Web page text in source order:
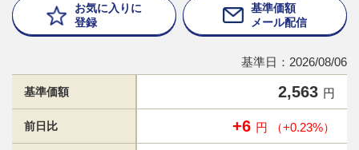
お気に入りに
登録
基準価額
メール配信
基準日：2026/08/06
基準価額 2,563 円
前日比 +6 円 （+0.23%）